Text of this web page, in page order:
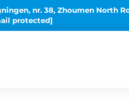
nr. 38, Zhoumen North
protected]